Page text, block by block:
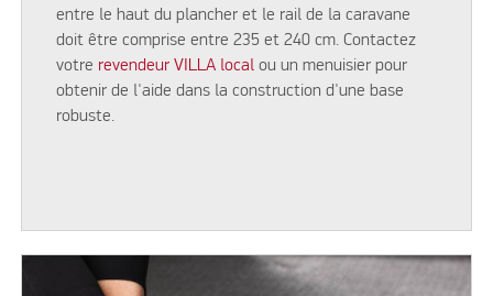
entre le haut du plancher et le rail de la caravane
doit être comprise entre 235 et 240 cm. Contactez
votre revendeur VILLA local ou un menuisier pour
obtenir de l'aide dans la construction d'une base
robuste.